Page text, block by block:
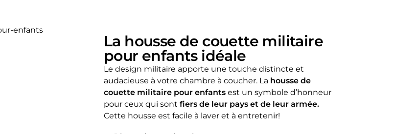
La housse de couette militaire
pour enfants idéale
Le design militaire apporte une touche distincte et
audacieuse à votre chambre à coucher. La housse de
couette militaire pour enfants est un symbole d’honneur
pour ceux qui sont fiers de leur pays et de leur armée.
Cette housse est facile à laver et à entretenir!